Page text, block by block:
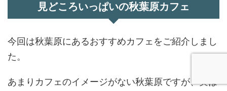
見どころいっぱいの秋葉原カフェ
今回は秋葉原にあるおすすめカフェをご紹介しまし
た。
あまりカフェのイメージがない秋葉原ですが、実は